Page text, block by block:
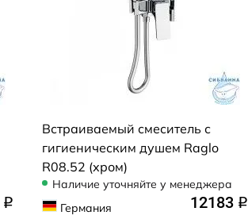
q
Встраиваемый смеситель с
гигиеническим душем Raglo
R08.52 (хром)
Наличие уточняйте у менеджера
Германия
12183 q